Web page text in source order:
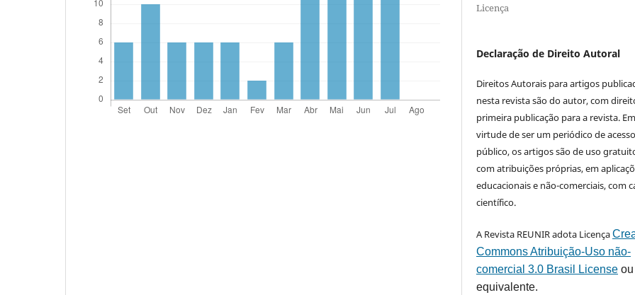
Licença
Declaração de Direito Autoral
Direitos Autorais para artigos
nesta revista são do autor, com
primeira publicação para a revista. Em
virtude de ser um periódico de acesso
público, os artigos são de uso
com atribuições próprias, em
educacionais e não-comerciais, com
científico.
A Revista REUNIR adota Licença
Commons Atribuição-Uso não-
comercial 3.0 Brasil License
equivalente.